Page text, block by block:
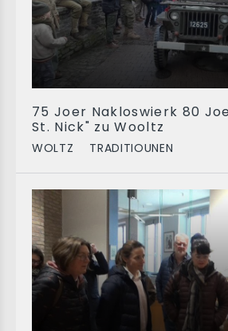
75 Joer Nakloswierk 80
St. Nick" zu Wooltz
WOLTZ TRADITIOUNEN